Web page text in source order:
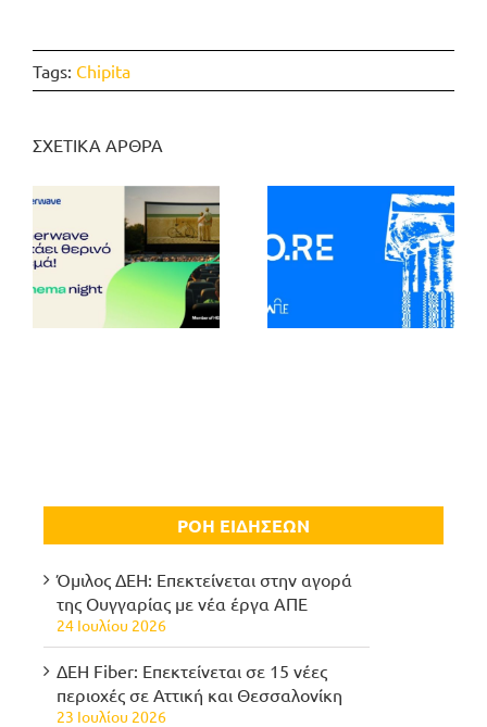
Tags: Chipita
ΣΧΕΤΙΚΑ ΑΡΘΡΑ
ΡΟΗ ΕΙΔΗΣΕΩΝ
Όμιλος ΔΕΗ: Επεκτείνεται στην αγορά
της Ουγγαρίας με νέα έργα ΑΠΕ
24 Ιουλίου 2026
ΔΕΗ Fiber: Επεκτείνεται σε 15 νέες
περιοχές σε Αττική και Θεσσαλονίκη
23 Ιουλίου 2026